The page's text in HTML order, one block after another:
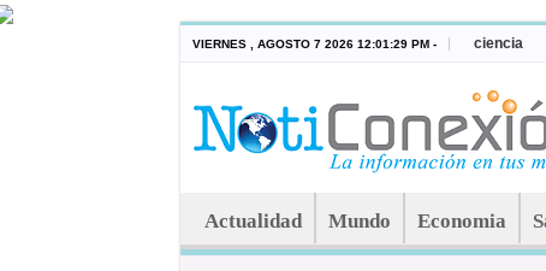
VIERNES , AGOSTO 7 2026 12:01:29 PM - ciencia
Actualidad Mundo Economia